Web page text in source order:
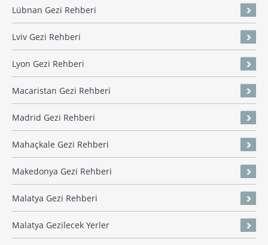
Lübnan Gezi Rehberi
Lviv Gezi Rehberi
Lyon Gezi Rehberi
Macaristan Gezi Rehberi
Madrid Gezi Rehberi
Mahaçkale Gezi Rehberi
Makedonya Gezi Rehberi
Malatya Gezi Rehberi
Malatya Gezilecek Yerler